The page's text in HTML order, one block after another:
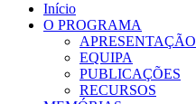
Início
O PROGRAMA
APRESENTAÇÃO
EQUIPA
PUBLICAÇÕES
RECURSOS